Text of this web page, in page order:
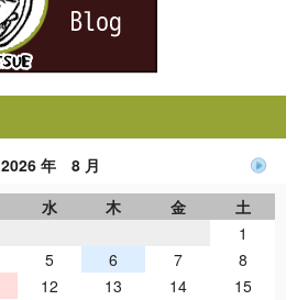
2026 年 8 月
水 木 金
土
1
5 6 7
8
12 13 14
15